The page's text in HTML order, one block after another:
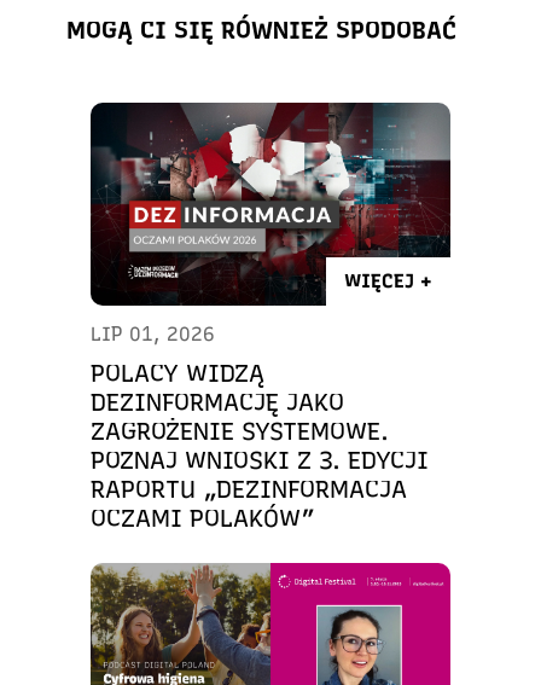
MOGĄ CI SIĘ RÓWNIEŻ SPODOBAĆ
WIĘCEJ +
LIP 01, 2026
POLACY WIDZĄ
DEZINFORMACJĘ JAKO
ZAGROŻENIE SYSTEMOWE.
POZNAJ WNIOSKI Z 3. EDYCJI
RAPORTU „DEZINFORMACJA
OCZAMI POLAKÓW”